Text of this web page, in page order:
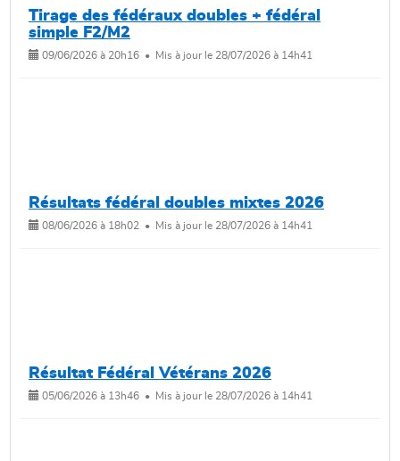
Tirage des fédéraux doubles + fédéral
simple F2/M2
09/06/2026 à 20h16 • Mis à jour le 28/07/2026 à 14h41
Résultats fédéral doubles mixtes 2026
08/06/2026 à 18h02 • Mis à jour le 28/07/2026 à 14h41
Résultat Fédéral Vétérans 2026
05/06/2026 à 13h46 • Mis à jour le 28/07/2026 à 14h41